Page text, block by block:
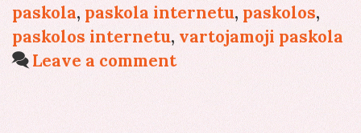
paskola, paskola internetu, paskolos,
paskolos internetu, vartojamoji paskola
Leave a comment